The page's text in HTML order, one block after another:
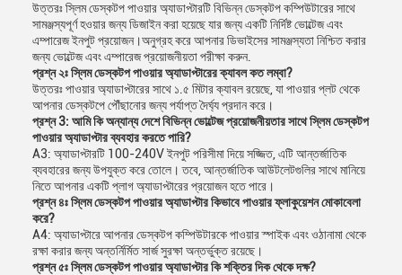
উত্তরঃ স্লিম ডেস্কটপ পাওয়ার অ্যাডাপ্টারটি বিভিন্ন ডেস্কটপ কম্পিউটারের সাথে
সামঞ্জস্যপূর্ণ হওয়ার জন্য ডিজাইন করা হয়েছে যার জন্য একটি নির্দিষ্ট ভোল্টেজ এবং
এম্পারেজ ইনপুট প্রয়োজন।অনুগ্রহ করে আপনার ডিভাইসের সামঞ্জস্যতা নিশ্চিত করার
জন্য ভোল্টেজ এবং এম্পারেজ প্রয়োজনীয়তা পরীক্ষা করুন.
প্রশ্ন ২ঃ স্লিম ডেস্কটপ পাওয়ার অ্যাডাপ্টারের ক্যাবল কত লম্বা?
উত্তরঃ পাওয়ার অ্যাডাপ্টারের সাথে ১.৫ মিটার ক্যাবল রয়েছে, যা পাওয়ার প্লট থেকে
আপনার ডেস্কটপে পৌঁছানোর জন্য পর্যাপ্ত দৈর্ঘ্য প্রদান করে।
প্রশ্ন 3: আমি কি অন্যান্য দেশে বিভিন্ন ভোল্টেজ প্রয়োজনীয়তার সাথে স্লিম ডেস্কটপ
পাওয়ার অ্যাডাপ্টার ব্যবহার করতে পারি?
A3: অ্যাডাপ্টারটি 100-240V ইনপুট পরিসীমা দিয়ে সজ্জিত, এটি আন্তর্জাতিক
ব্যবহারের জন্য উপযুক্ত করে তোলে। তবে, আন্তর্জাতিক আউটলেটগুলির সাথে মানিয়ে
নিতে আপনার একটি প্লাগ অ্যাডাপ্টারের প্রয়োজন হতে পারে।
প্রশ্ন ৪ঃ স্লিম ডেস্কটপ পাওয়ার অ্যাডাপ্টার কিভাবে পাওয়ার ফ্লাকুয়েশন মোকাবেলা
করে?
A4: অ্যাডাপ্টারে আপনার ডেস্কটপ কম্পিউটারকে পাওয়ার স্পাইক এবং ওঠানামা থেকে
রক্ষা করার জন্য অন্তর্নির্মিত সার্জ সুরক্ষা অন্তর্ভুক্ত রয়েছে।
প্রশ্ন ৫ঃ স্লিম ডেস্কটপ পাওয়ার অ্যাডাপ্টার কি শক্তির দিক থেকে দক্ষ?